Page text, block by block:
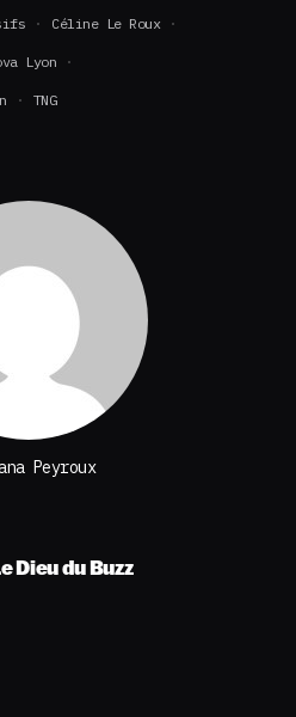
Céline Le Roux
Lyon
TNG
Peyroux
Dieu du Buzz